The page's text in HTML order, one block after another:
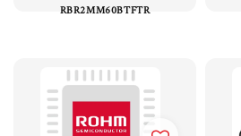
RBR2MM60BTFTR